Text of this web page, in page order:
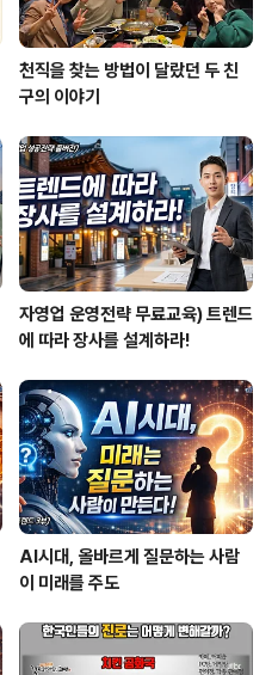
천직을 찾는 방법이 달랐던 두 친
구의 이야기
자영업 운영전략 무료교육) 트렌드
에 따라 장사를 설계하라!
AI시대, 올바르게 질문하는 사람
이 미래를 주도